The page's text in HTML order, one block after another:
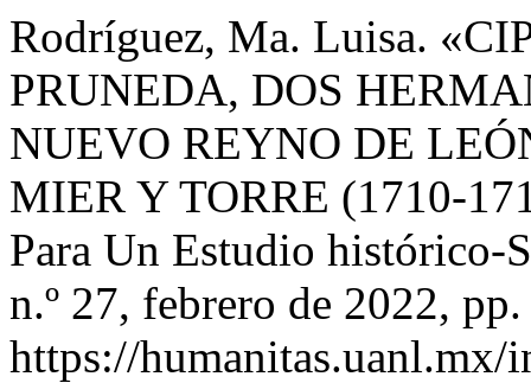
Rodríguez, Ma. Luisa.
PRUNEDA, DOS
NUEVO REYNO DE
MIER Y TORRE (1710-
Para Un Estudio histórico-
n.º 27, febrero de 2022,
https://